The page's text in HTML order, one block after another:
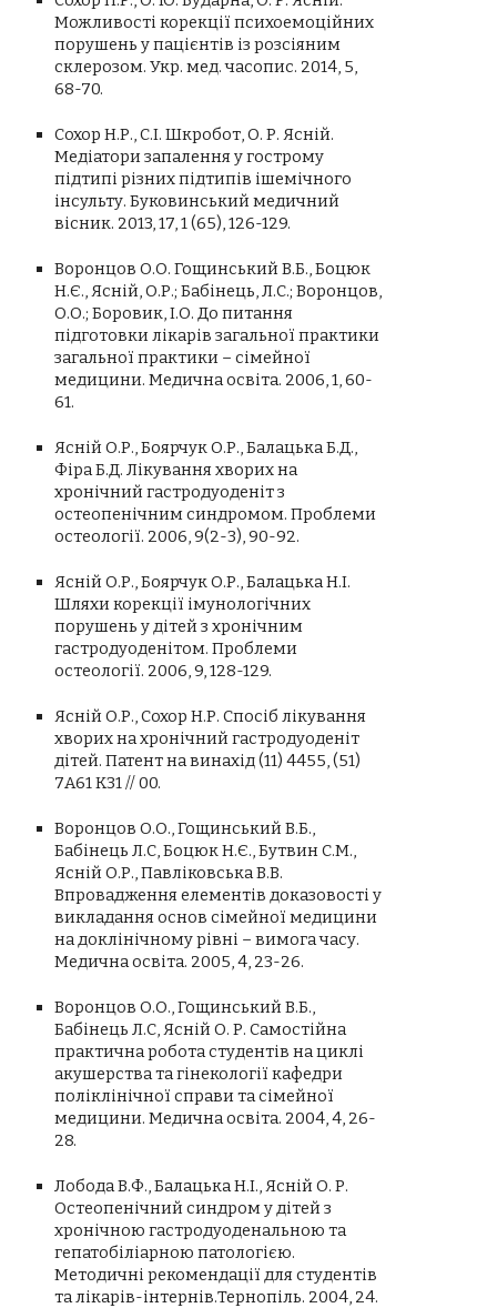
Можливості корекції психоемоційних
порушень у пацієнтів із розсіяним
склерозом. Укр. мед. часопис. 2014, 5,
68-70.
Сохор Н.Р., С.І. Шкробот, О. Р. Ясній.
Медіатори запалення у гострому
підтипі різних підтипів ішемічного
інсульту. Буковинський медичний
вісник. 2013, 17, 1 (65), 126-129.
Воронцов О.О. Гощинський В.Б., Боцюк
Н.Є., Ясній, О.Р.; Бабінець, Л.С.; Воронцов,
О.О.; Боровик, І.О. До питання
підготовки лікарів загальної практики
загальної практики – сімейної
медицини. Медична освіта. 2006, 1, 60-
61.
Ясній О.Р., Боярчук О.Р., Балацька Б.Д.,
Фіра Б.Д. Лікування хворих на
хронічний гастродуоденіт з
остеопенічним синдромом. Проблеми
остеології. 2006, 9(2-3), 90-92.
Ясній О.Р., Боярчук О.Р., Балацька Н.І.
Шляхи корекції імунологічних
порушень у дітей з хронічним
гастродуоденітом. Проблеми
остеології. 2006, 9, 128-129.
Ясній О.Р., Сохор Н.Р. Спосіб лікування
хворих на хронічний гастродуоденіт
дітей. Патент на винахід (11) 4455, (51)
7А61 К31 // 00.
Воронцов О.О., Гощинський В.Б.,
Бабінець Л.С, Боцюк Н.Є., Бутвин С.М.,
Ясній О.Р., Павліковська В.В.
Впровадження елементів доказовості у
викладання основ сімейної медицини
на доклінічному рівні – вимога часу.
Медична освіта. 2005, 4, 23-26.
Воронцов О.О., Гощинський В.Б.,
Бабінець Л.С, Ясній О. Р. Самостійна
практична робота студентів на циклі
акушерства та гінекології кафедри
поліклінічної справи та сімейної
медицини. Медична освіта. 2004, 4, 26-
28.
Лобода В.Ф., Балацька Н.І., Ясній О. Р.
Остеопенічний синдром у дітей з
хронічною гастродуоденальною та
гепатобіліарною патологією.
Методичні рекомендації для студентів
та лікарів-інтернів.Тернопіль. 2004, 24.